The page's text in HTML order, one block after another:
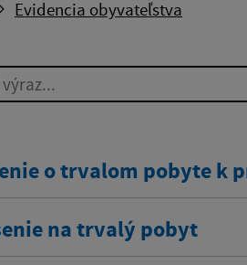
Evidencia obyvateľstva
o trvalom pobyte k
na trvalý pobyt